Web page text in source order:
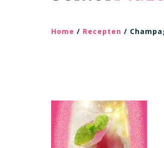
Home / Recepten /